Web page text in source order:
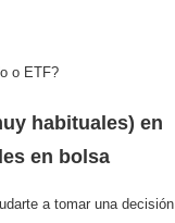
o ETF?
habituales) en
en bolsa
a tomar una decisión